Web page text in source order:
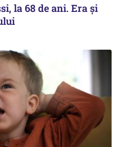
la 68 de ani. Era și